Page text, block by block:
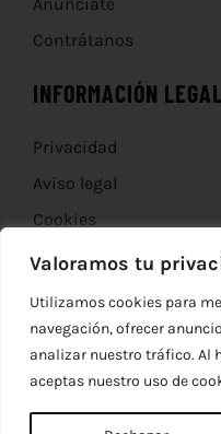
Valoramos tu
Utilizamos cookies para
navegación, ofrecer
analizar nuestro tráfico. Al
aceptas nuestro uso de
Contrátanos
INFORMACIÓN LEGAL
Privacidad
Aviso legal
Cookies
Devoluciones